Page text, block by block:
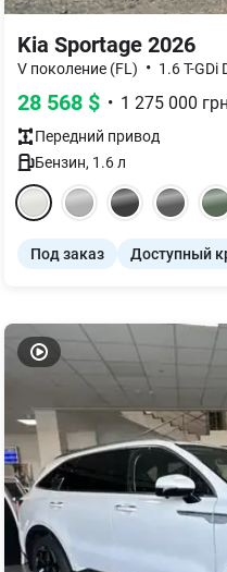
Kia Sportage 2026
V поколение (FL) • 1.6 T-GDi
28 568 $ • 1 275 000 грн
Передний привод
Бензин, 1.6л
Под заказ Доступный